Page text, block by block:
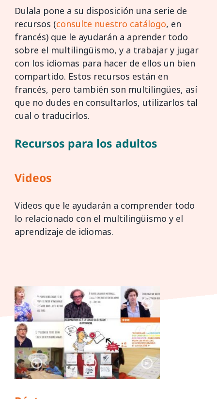
Dulala pone a su disposición una serie de
recursos (consulte nuestro catálogo, en
francés) que le ayudarán a aprender todo
sobre el multilingüismo, y a trabajar y jugar
con los idiomas para hacer de ellos un bien
compartido. Estos recursos están en
francés, pero también son multilingües, así
que no dudes en consultarlos, utilizarlos tal
cual o traducirlos.
Recursos para los adultos
Videos
Videos que le ayudarán a comprender todo
lo relacionado con el multilingüismo y el
aprendizaje de idiomas.